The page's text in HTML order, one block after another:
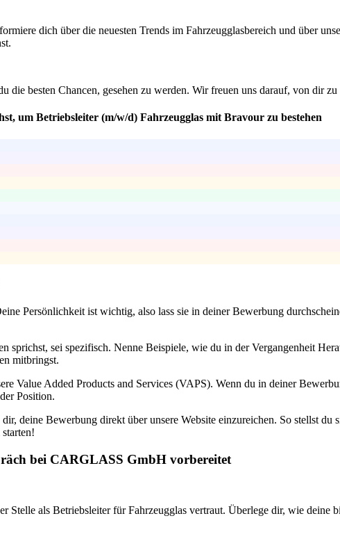
dich über die neuesten Trends im Fahrzeugglasbereich und über
die besten Chancen, gesehen zu werden. Wir freuen uns darauf, von dir
um Betriebsleiter (m/w/d) Fahrzeugglas mit Bravour zu bestehen
Persönlichkeit ist wichtig, also lass sie in deiner Bewerbung
sprichst, sei spezifisch. Nenne Beispiele, wie du in der Vergangenheit
mitbringst.
Value Added Products and Services (VAPS). Wenn du in deiner
Position.
deine Bewerbung direkt über unsere Website einzureichen. So stellst
bei CARGLASS GmbH vorbereitet
Stelle als Betriebsleiter für Fahrzeugglas vertraut. Überlege dir, wie deine